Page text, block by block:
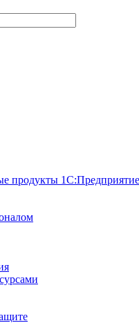
продукты 1С:Предприятие